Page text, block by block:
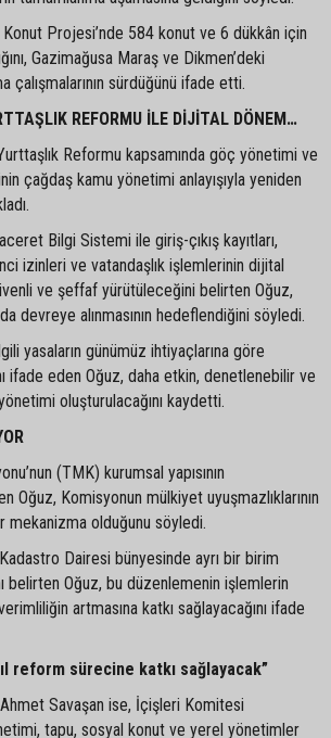
Projesi’nde 584 konut ve 6 dükkân için
Gazimağusa Maraş ve Dikmen’deki
çalışmalarının sürdüğünü ifade etti.
REFORMU İLE DİJİTAL DÖNEM…
Reformu kapsamında göç yönetimi ve
çağdaş kamu yönetimi anlayışıyla yeniden
Bilgi Sistemi ile giriş-çıkış kayıtları,
izinleri ve vatandaşlık işlemlerinin dijital
ve şeffaf yürütüleceğini belirten Oğuz,
devreye alınmasının hedeflendiğini söyledi.
yasaların günümüz ihtiyaçlarına göre
ifade eden Oğuz, daha etkin, denetlenebilir ve
oluşturulacağını kaydetti.
(TMK) kurumsal yapısının
Oğuz, Komisyonun mülkiyet uyuşmazlıklarının
mekanizma olduğunu söyledi.
Dairesi bünyesinde ayrı bir birim
belirten Oğuz, bu düzenlemenin işlemlerin
artmasına katkı sağlayacağını ifade
reform sürecine katkı sağlayacak”
Savaşan ise, İçişleri Komitesi
tapu, sosyal konut ve yerel yönetimler